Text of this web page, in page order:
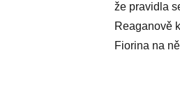
že pravidla
Reaganově
Fiorina na